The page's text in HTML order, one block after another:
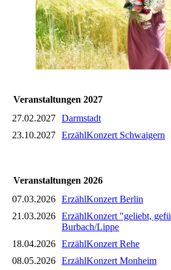
Veranstaltungen 2027
27.02.2027 Darmstadt
23.10.2027 ErzählKonzert Schwaigern
Veranstaltungen 2026
07.03.2026 ErzählKonzert Berlin
21.03.2026 ErzählKonzert "geliebt,
Burbach/Lippe
18.04.2026 ErzählKonzert Rehe
08.05.2026 ErzählKonzert Monheim